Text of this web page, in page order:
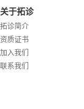
关于拓诊
拓诊简介
资质证书
加入我们
联系我们